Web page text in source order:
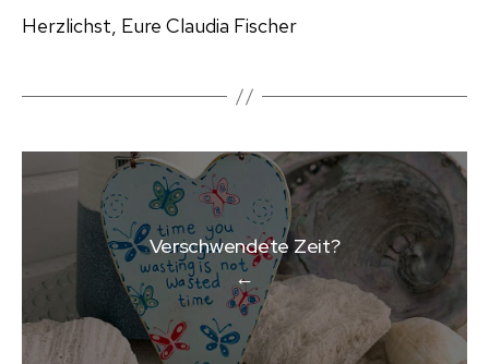
Herzlichst, Eure Claudia Fischer
←
Verschwendete Zeit?